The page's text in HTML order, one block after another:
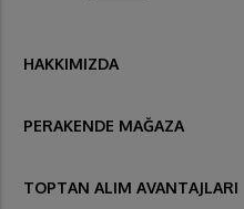
HAKKIMIZDA
PERAKENDE MAĞAZA
TOPTAN ALIM AVANTAJLARI